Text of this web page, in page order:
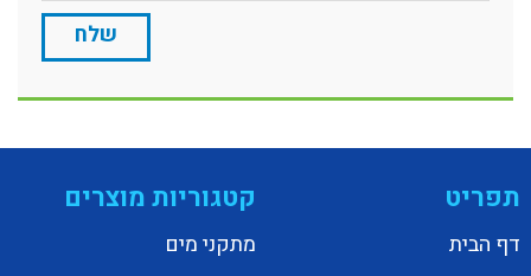
תפריט
דף הבית
קטגוריות מוצרים
מתקני מים